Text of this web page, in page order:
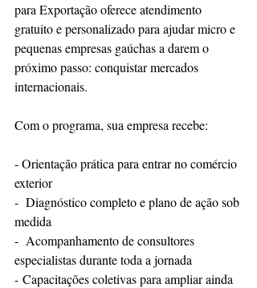
para Exportação oferece atendimento
gratuito e personalizado para ajudar micro e
pequenas empresas gaúchas a darem o
próximo passo: conquistar mercados
internacionais.
Com o programa, sua empresa recebe:
- Orientação prática para entrar no comércio
exterior
-  Diagnóstico completo e plano de ação sob
medida
-  Acompanhamento de consultores
especialistas durante toda a jornada
- Capacitações coletivas para ampliar ainda